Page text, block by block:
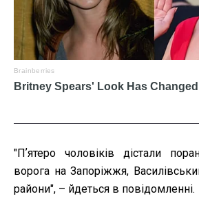
"Пʼятеро чоловіків дістали
ворога на Запоріжжя,
райони", – йдеться в повідомленні.